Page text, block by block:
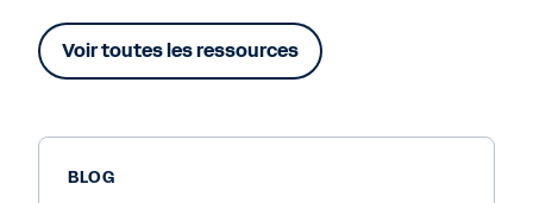
Voir toutes les ressources
BLOG